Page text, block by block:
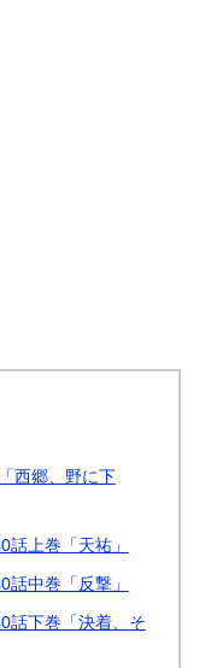
西郷、野に下
上巻「天祐」
中巻「反撃」
話下巻「決着、そ